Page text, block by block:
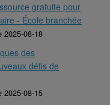
gratuite pour
- École branchée
2025-08-18
des
défis de
2025-08-15